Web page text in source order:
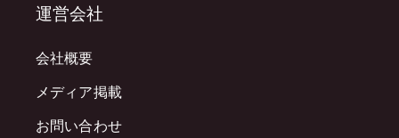
運営会社
会社概要
メディア掲載
お問い合わせ